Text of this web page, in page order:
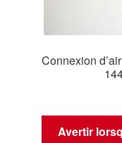
Connexion
Avertir